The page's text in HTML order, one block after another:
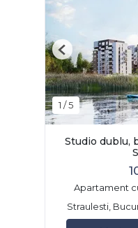
1 /5
Previous
Studio dublu,
Apartament
Straulesti,